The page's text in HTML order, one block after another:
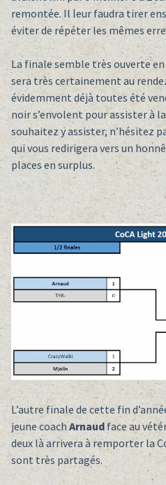
remontée. Il leur faudra tirer
éviter de répéter les mêmes
La finale semble très ouverte
sera très certainement au
évidemment déjà toutes été
noir s’envolent pour assister à
souhaitez y assister, n’hésitez
qui vous redirigera vers un
places en surplus.
L’autre finale de cette fin
jeune coachArnaudface au
deux là arrivera à remporter la
sont très partagés.